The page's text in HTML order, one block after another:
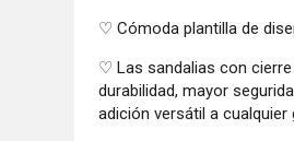
♡ Cómoda plantilla de
♡ Las sandalias con
durabilidad, mayor
adición versátil a cualquier